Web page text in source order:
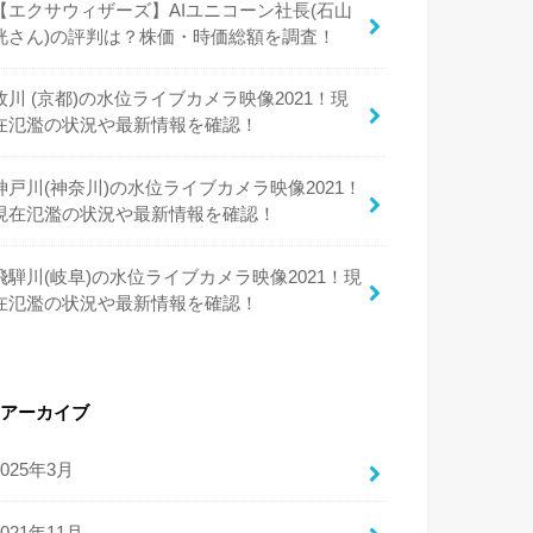
エクサウィザーズ】AIユニコーン社長(石山
さん)の評判は？株価・時価総額を調査！
川 (京都)の水位ライブカメラ映像2021！現
氾濫の状況や最新情報を確認！
戸川(神奈川)の水位ライブカメラ映像2021！
在氾濫の状況や最新情報を確認！
騨川(岐阜)の水位ライブカメラ映像2021！現
氾濫の状況や最新情報を確認！
アーカイブ
年3月